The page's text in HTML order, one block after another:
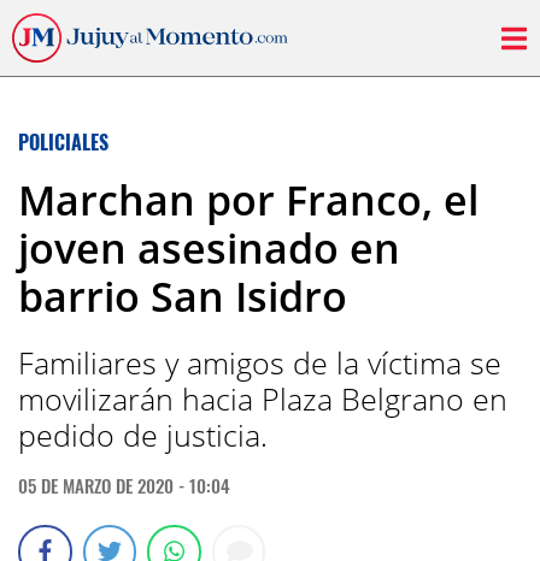
POLICIALES
Marchan por Franco, el
joven asesinado en
barrio San Isidro
Familiares y amigos de la víctima se
movilizarán hacia Plaza Belgrano en
pedido de justicia.
05 DE MARZO DE 2020 - 10:04